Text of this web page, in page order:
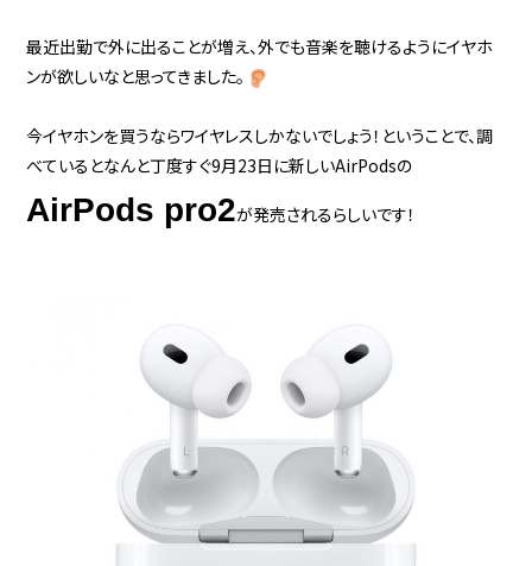
最近出勤で外に出ることが増え、外でも音楽を聴けるようにイヤホ
ンが欲しいなと思ってきました。
今イヤホンを買うならワイヤレスしかないでしょう！ということで、調
べているとなんと丁度すぐ9月23日に新しいAirPodsの
AirPods pro2が発売されるらしいです！